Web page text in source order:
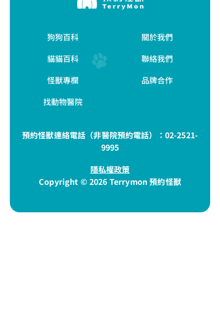
狗狗百科
貓貓百科
怪獸專欄
找動物醫院
關於我們
聯絡我們
品牌合作
預約怪獸連絡電話（非醫院預約電話）： 02-2521-
9995
隱私權政策
Copyright © 2026 Terrymon 預約怪獸